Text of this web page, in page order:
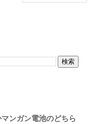
ンガン電池のどちら